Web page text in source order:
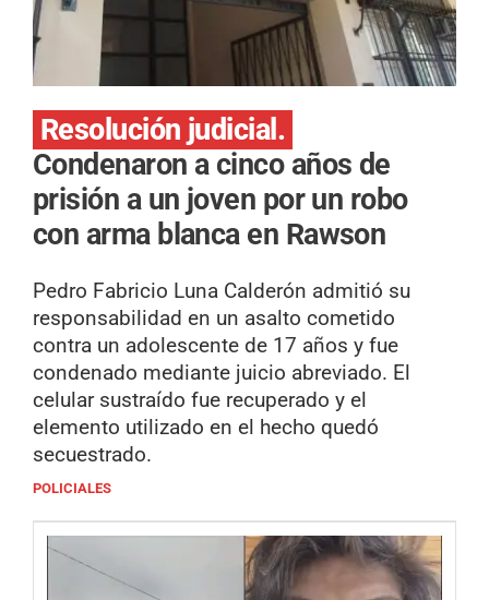
Resolución judicial.
Condenaron a cinco años de
prisión a un joven por un robo
con arma blanca en Rawson
Pedro Fabricio Luna Calderón admitió su
responsabilidad en un asalto cometido
contra un adolescente de 17 años y fue
condenado mediante juicio abreviado. El
celular sustraído fue recuperado y el
elemento utilizado en el hecho quedó
secuestrado.
POLICIALES